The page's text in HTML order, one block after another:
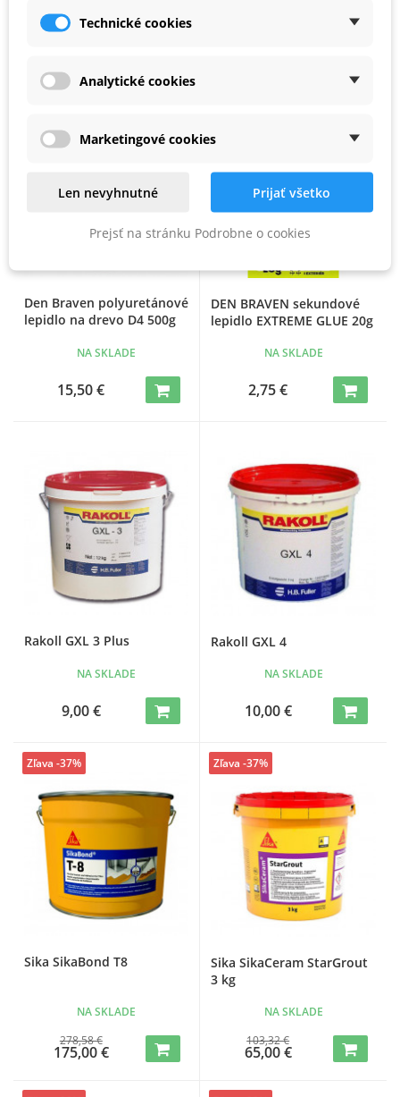
NA SKLADE
Den Braven polyuretánové
lepidlo na drevo D4 500g
NA SKLADE
15,50 €
DEN BRAVEN sekundové
lepidlo EXTREME GLUE 20g
NA SKLADE
2,75 €
Rakoll GXL 3 Plus
NA SKLADE
9,00 €
Rakoll GXL 4
NA SKLADE
10,00 €
Sika SikaBond T8
NA SKLADE
278,58 €
175,00 €
Zľava -37%
Sika SikaCeram StarGrout
3 kg
NA SKLADE
103,32 €
65,00 €
Zľava -37%
Technické cookies
Analytické cookies
Marketingové cookies
Len nevyhnutné Prijať všetko
Prejsť na stránku Podrobne o cookies